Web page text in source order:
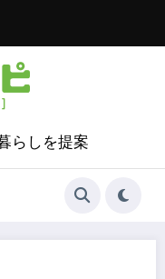
らしを提案